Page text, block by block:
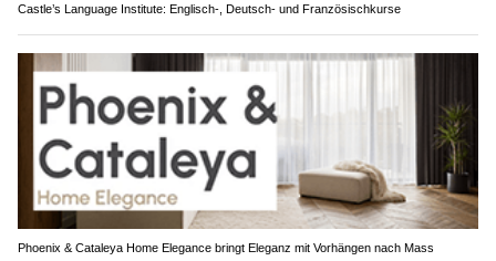
Castle’s Language Institute: Englisch-, Deutsch- und Französischkurse
Phoenix & Cataleya Home Elegance bringt Eleganz mit Vorhängen nach Mass